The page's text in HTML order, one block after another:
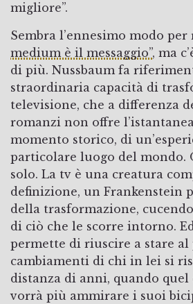
migliore”.
Sembra l’ennesimo modo
medium è il messaggio”, ma
di più. Nussbaum fa
straordinaria capacità di
televisione, che a differenza
romanzi non offre
momento storico, di
particolare luogo del mondo.
solo. La tv è una creatura
definizione, un Frankenstein
della trasformazione,
di ciò che le scorre intorno.
permette di riuscire a stare al
cambiamenti di chi in lei si
distanza di anni, quando
vorrà più ammirare i suoi